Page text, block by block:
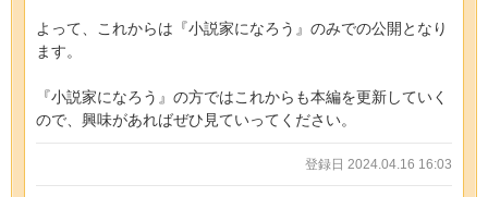
よって、これからは『小説家になろう』のみでの公開となり
ます。
『小説家になろう』の方ではこれからも本編を更新していく
ので、興味があればぜひ見ていってください。
登録日 2024.04.16 16:03